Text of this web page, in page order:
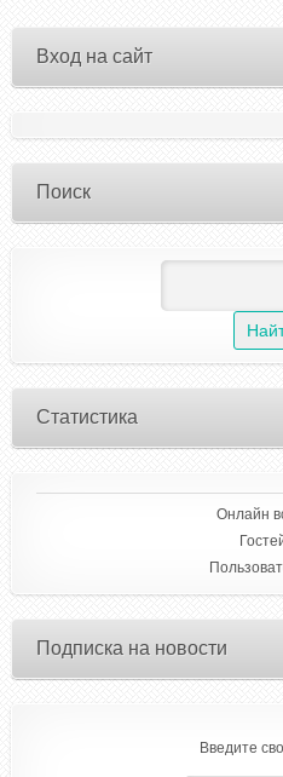
Вход на сайт
Поиск
Статистика
Онлайн
Подписка на новости
Введите